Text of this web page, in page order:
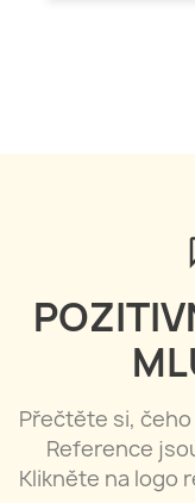
Přečtěte si,
Reference
Klikněte na logo